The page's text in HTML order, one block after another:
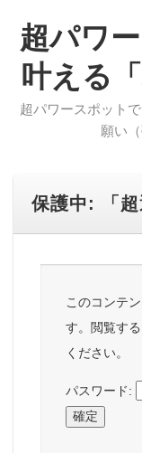
超パワ
叶える
超パワースポット
願い
保護中: 「超
このコンテ
す。閲覧す
ください。
パスワード: